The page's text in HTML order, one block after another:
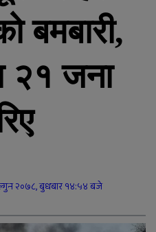
बिहान घर नजिकै
किसान र बैंकबीच
कार्यक्रम
१७ किलोमिटर कालोपत्रे
बमबारी,
२१ जना
२०७८, बुधबार १४:५४ बजे